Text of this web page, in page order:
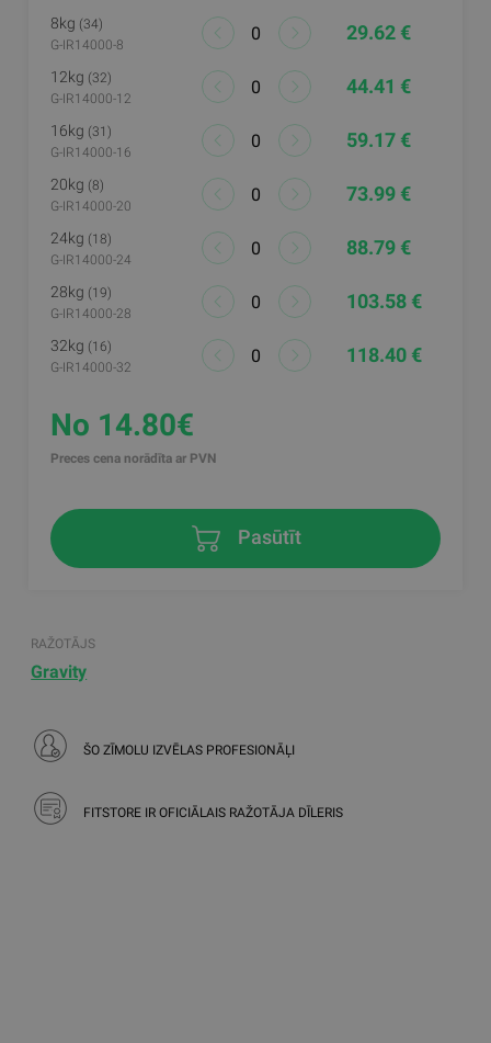
8kg (34)
G-IR14000-8
29.62 €
12kg (32)
G-IR14000-12
44.41 €
16kg (31)
G-IR14000-16
59.17 €
20kg (8)
G-IR14000-20
73.99 €
24kg (18)
G-IR14000-24
88.79 €
28kg (19)
G-IR14000-28
103.58 €
32kg (16)
G-IR14000-32
118.40 €
No 14.80€
Preces cena norādīta ar PVN
Pasūtīt
RAŽOTĀJS
Gravity
ŠO ZĪMOLU IZVĒLAS PROFESIONĀĻI
FITSTORE IR OFICIĀLAIS RAŽOTĀJA DĪLERIS